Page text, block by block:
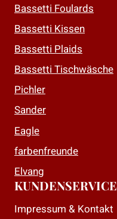
Optionen
können
auf
der
gewählt
werden
Bassetti Foulards
Bassetti Kissen
Bassetti Plaids
Bassetti Tischwäsche
Pichler
Sander
Eagle
farbenfreunde
Elvang
KUNDENSERVICE
Impressum & Kontakt